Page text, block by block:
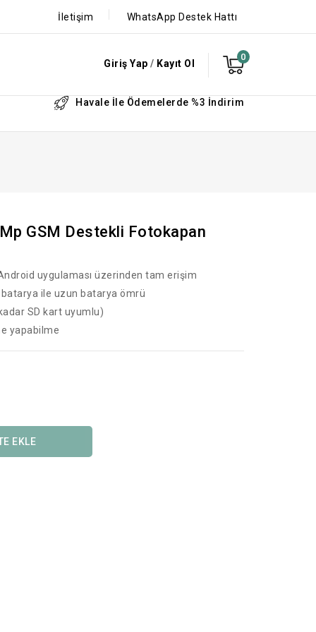
İletişim WhatsApp Destek Hattı
0
Giriş Yap / Kayıt Ol
Havale İle Ödemelerde %3 İndirim
GSM Destekli Fotokapan
uygulaması üzerinden tam erişim
ile uzun batarya ömrü
SD kart uyumlu)
yapabilme
EKLE